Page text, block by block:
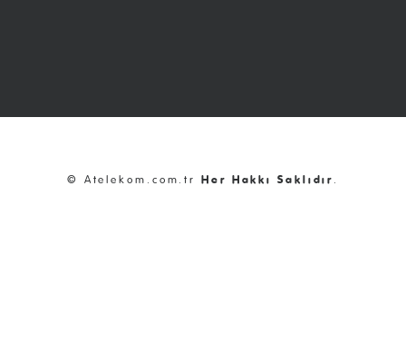
© Atelekom.com.trHer Hakkı Saklıdır .